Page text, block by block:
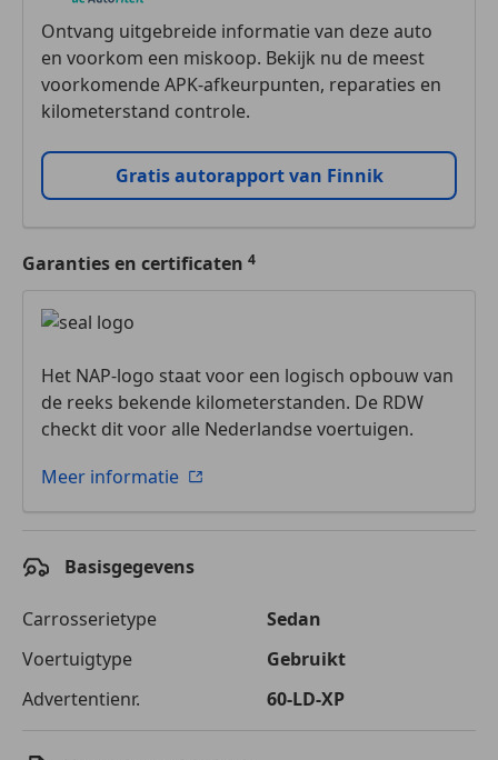
Ontvang uitgebreide informatie van deze auto
en voorkom een miskoop. Bekijk nu de meest
voorkomende APK-afkeurpunten, reparaties en
kilometerstand controle.
Gratis autorapport van Finnik
Garanties en certificaten
Het NAP-logo staat voor een logisch opbouw van
de reeks bekende kilometerstanden. De RDW
checkt dit voor alle Nederlandse voertuigen.
Meer informatie
Basisgegevens
Carrosserietype
Sedan
Voertuigtype
Gebruikt
Advertentienr.
60-LD-XP